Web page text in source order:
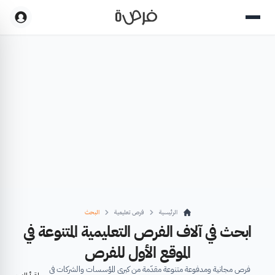
الرئيسية فرص تعليمية البحث
ابحث في آلاف الفرص التعليمية المتنوعة في
الموقع الأول للفرص
فرص مجانية ومدفوعة متنوعة مقدّمة من كبرى المؤسسات والشركات في